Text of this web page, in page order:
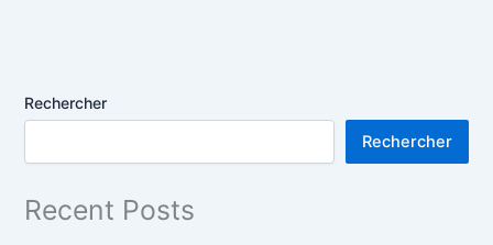
Rechercher
Rechercher
Recent Posts